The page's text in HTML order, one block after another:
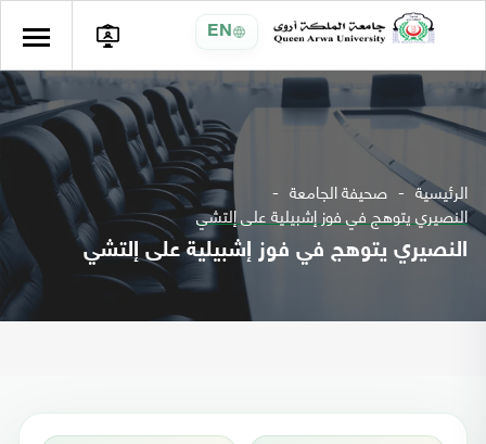
EN
الرئيسية صحيفة الجامعة
النصيري يتوهج في فوز إشبيلية على إلتشي
النصيري يتوهج في فوز إشبيلية على إلتشي